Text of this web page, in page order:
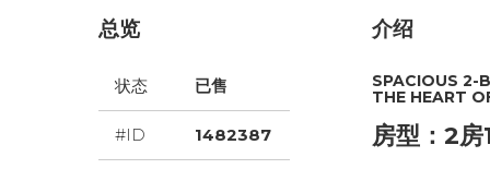
总览
状态 已售
#ID 1482387
介绍
SPACIOUS 2-
THE HEART
房型：2房